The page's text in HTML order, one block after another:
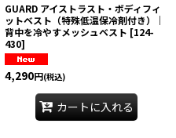
GUARD アイストラスト・ボディフィ
ットベスト（特殊低温保冷剤付き）｜
背中を冷やすメッシュベスト [124-
430]
4,290円(税込)
カートに入れる